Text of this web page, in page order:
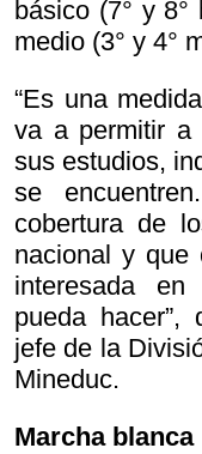
básico (7° y
medio (3° y 4°
“Es una
va a permitir a
sus estudios,
se
cobertura de
nacional y que
interesada
pueda hacer”,
jefe de la
Mineduc.
Marcha blanca